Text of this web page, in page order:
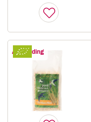
Aanbieding